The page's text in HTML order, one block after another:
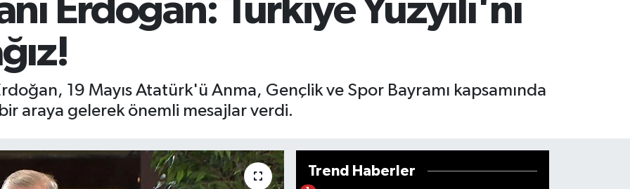
Erdoğan: Türkiye Yüzyılı'nı
19 Mayıs Atatürk'ü Anma, Gençlik ve Spor Bayramı kapsamında
araya gelerek önemli mesajlar verdi.
Trend Haberler